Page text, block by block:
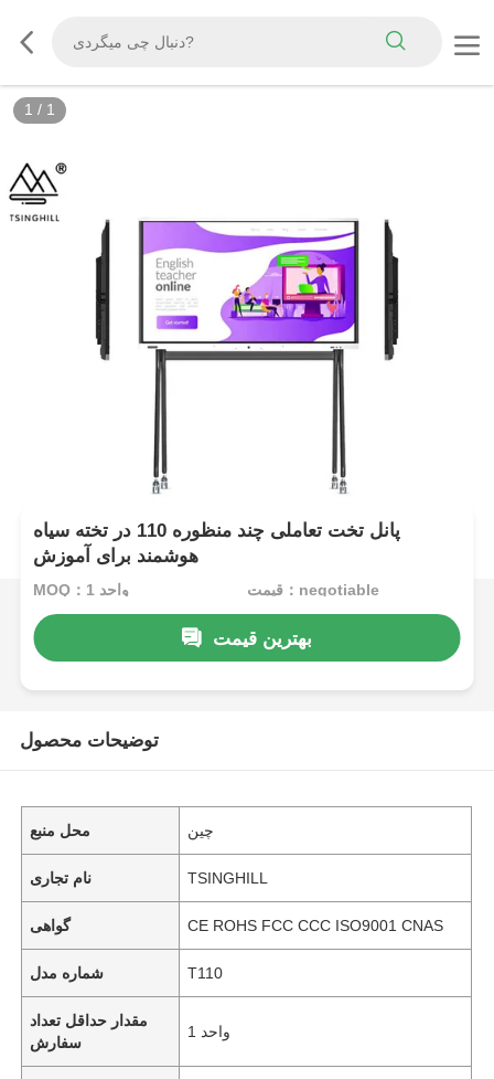
1 / 1
پانل تخت تعاملی چند منظوره 110 در تخته سیاه
هوشمند برای آموزش
MOQ：1 واحد قیمت：negotiable
بهترین قیمت
توضیحات محصول
محل منبع چین
نام تجاری TSINGHILL
گواهی CE ROHS FCC CCC ISO9001 CNAS
شماره مدل T110
مقدار حداقل تعداد
سفارش
1 واحد